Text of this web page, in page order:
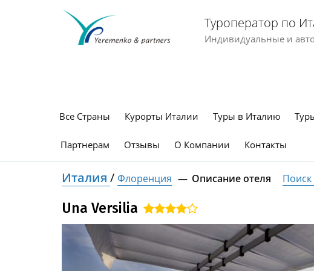
Туроператор по
Индивидуальные и
Все Страны Курорты Италии Туры в Италию
Партнерам Отзывы О Компании Контакты
Италия / Флоренция Описание отеля Поиск
Una Versilia